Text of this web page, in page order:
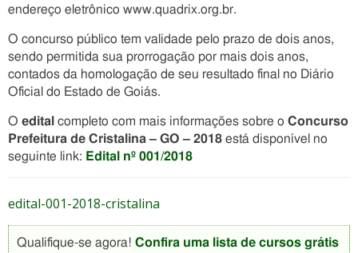
endereço eletrônico www.quadrix.org.br.
O concurso público tem validade pelo prazo de dois anos,
sendo permitida sua prorrogação por mais dois anos,
contados da homologação de seu resultado final no Diário
Oficial do Estado de Goiás.
O edital completo com mais informações sobre o Concurso
Prefeitura de Cristalina – GO – 2018 está disponível no
seguinte link: Edital nº 001/2018
edital-001-2018-cristalina
Qualifique-se agora! Confira uma lista de cursos grátis